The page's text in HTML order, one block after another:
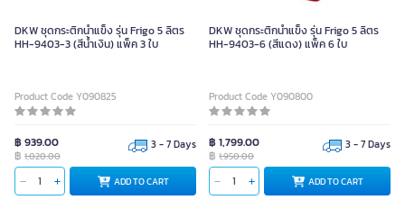
DKW ชุดกระติกน้ำแข็ง รุ่น Frigo 5 ลิตร
HH-9403-3 (สีน้ำเงิน) แพ็ค 3 ใบ
Product Code Y090825
฿ 939.00
฿ 1,020.00
3 - 7 Days
ADD TO CART
DKW ชุดกระติกน้ำแข็ง รุ่น Frigo 5 ลิตร
HH-9403-6 (สีแดง) แพ็ค 6 ใบ
Product Code Y090800
฿ 1,799.00
฿ 1,950.00
3 - 7 Days
ADD TO CART